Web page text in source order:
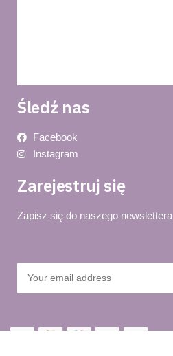
Śledź nas
Facebook
Instagram
Zarejestruj się
Zapisz się do naszego newslettera